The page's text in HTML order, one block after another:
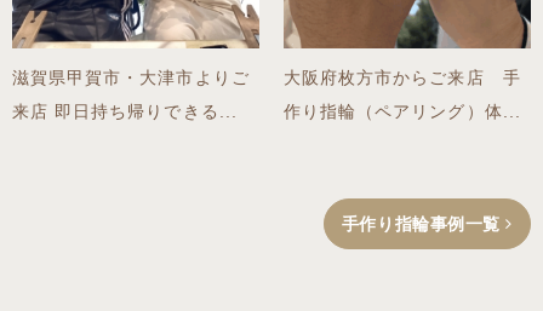
滋賀県甲賀市・大津市よりご
来店 即日持ち帰りできる...
大阪府枚方市からご来店 手
作り指輪（ペアリング）体...
手作り指輪事例一覧